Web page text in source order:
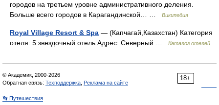
городов на третьем уровне административного деления.
Больше всего городов в Карагандинской… …
Википедия
Royal Village Resort & Spa — (Капчагай,Казахстан) Категория
отеля: 5 звездочный отель Адрес: Северный …
Каталог отелей
18+
© Академик, 2000-2026
Обратная связь: Техподдержка Реклама на сайте
👣 Путешествия